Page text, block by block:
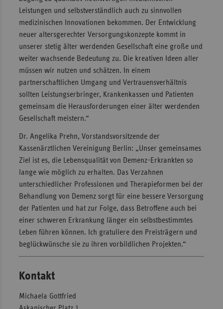
Leistungen und selbstverständlich auch zu sinnvollen
medizinischen Innovationen bekommen. Der Entwicklung
neuer altersgerechter Versorgungskonzepte kommt in
unserer stetig älter werdenden Gesellschaft eine große und
weiter wachsende Bedeutung zu. Die kreativen Ideen aller
müssen wir nutzen und schätzen. In einem
partnerschaftlichen Umgang und Vertrauensverhältnis
sollten Leistungserbringer, Krankenkassen und Patienten
gemeinsam die Herausforderungen einer älter werdenden
Gesellschaft meistern.“
Dr. Angelika Prehn, Vorstandsvorsitzende der
Kassenärztlichen Vereinigung Berlin: „Unser gemeinsames
Ziel ist es, die Lebensqualität von Demenz-Erkrankten so
lange wie möglich zu erhalten. Das Verzahnen
unterschiedlicher Professionen und Therapieformen bei der
Behandlung von Demenz sorgt für eine bessere Versorgung
der Patienten und hat zur Folge, dass Betroffene auch bei
einer schweren Erkrankung länger ein selbstbestimmtes
Leben führen können. Ich gratuliere den Preisträgern und
beglückwünsche sie zu ihren vorbildlichen Projekten.“
Kontakt
Michaela Gottfried